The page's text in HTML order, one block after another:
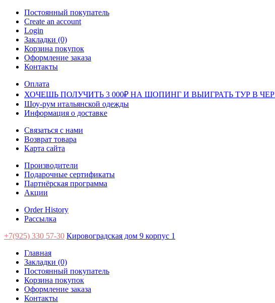
Постоянный покупатель
Create an account
Login
Закладки (0)
Корзина покупок
Оформление заказа
Контакты
Оплата
ХОЧЕШЬ ПОЛУЧИТЬ 3 000₽ НА ШОПИНГ И ВЫИГРАТЬ ТУР В
Шоу-рум итальянской одежды
Информация о доставке
Связаться с нами
Возврат товара
Карта сайта
Производители
Подарочные сертификаты
Партнёрская программа
Акции
Order History
Рассылка
+7(925) 330 57-30 Кировоградская дом 9 корпус 1
Главная
Закладки (0)
Постоянный покупатель
Корзина покупок
Оформление заказа
Контакты